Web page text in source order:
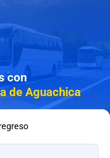
con
de Aguachica